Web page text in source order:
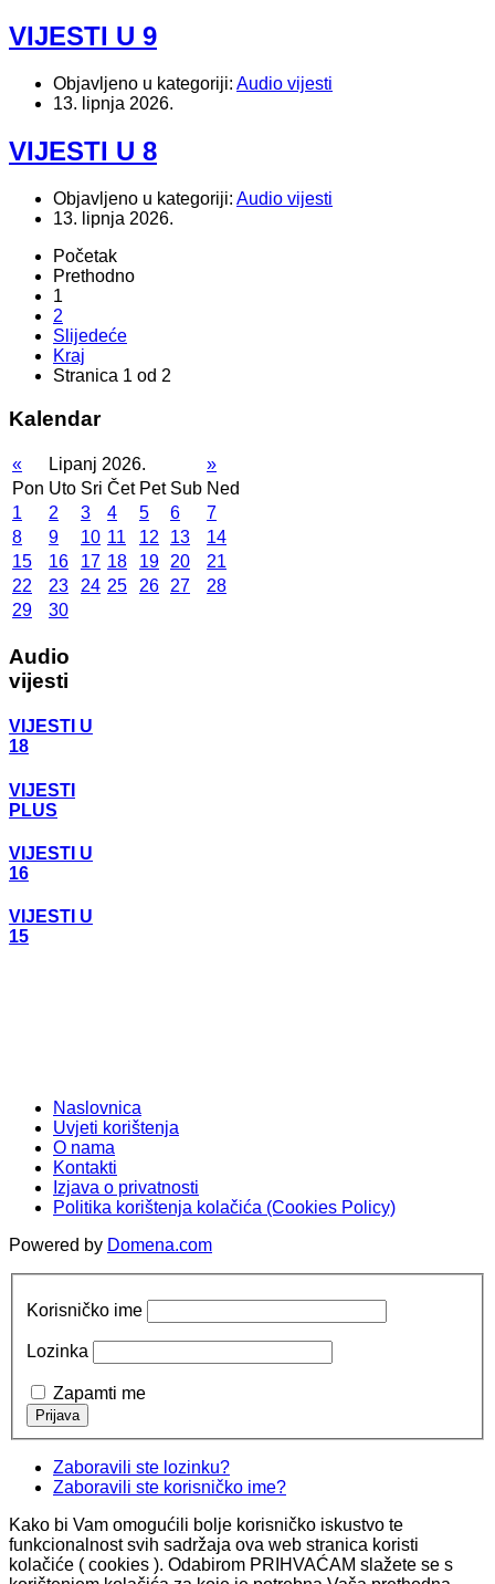
VIJESTI U 9
Objavljeno u kategoriji: Audio vijesti
13. lipnja 2026.
VIJESTI U 8
Objavljeno u kategoriji: Audio vijesti
13. lipnja 2026.
Početak
Prethodno
1
2
Slijedeće
Kraj
Stranica 1 od 2
Kalendar
« Lipanj 2026.
»
Pon Uto Sri Čet Pet Sub Ned
1
2 3 4 5 6
7
8
9 10 11 12 13
14
15
16 17 18 19 20
21
22
23 24 25 26 27
28
29
30
Audio
vijesti
VIJESTI U
18
VIJESTI
PLUS
VIJESTI U
16
VIJESTI U
15
Naslovnica
Uvjeti korištenja
O nama
Kontakti
Izjava o privatnosti
Politika korištenja kolačića (Cookies Policy)
Powered by Domena.com
Korisničko ime
Lozinka
Zapamti me
Zaboravili ste lozinku?
Zaboravili ste korisničko ime?
Kako bi Vam omogućili bolje korisničko iskustvo te
funkcionalnost svih sadržaja ova web stranica koristi
kolačiće ( cookies ). Odabirom PRIHVAĆAM slažete se s